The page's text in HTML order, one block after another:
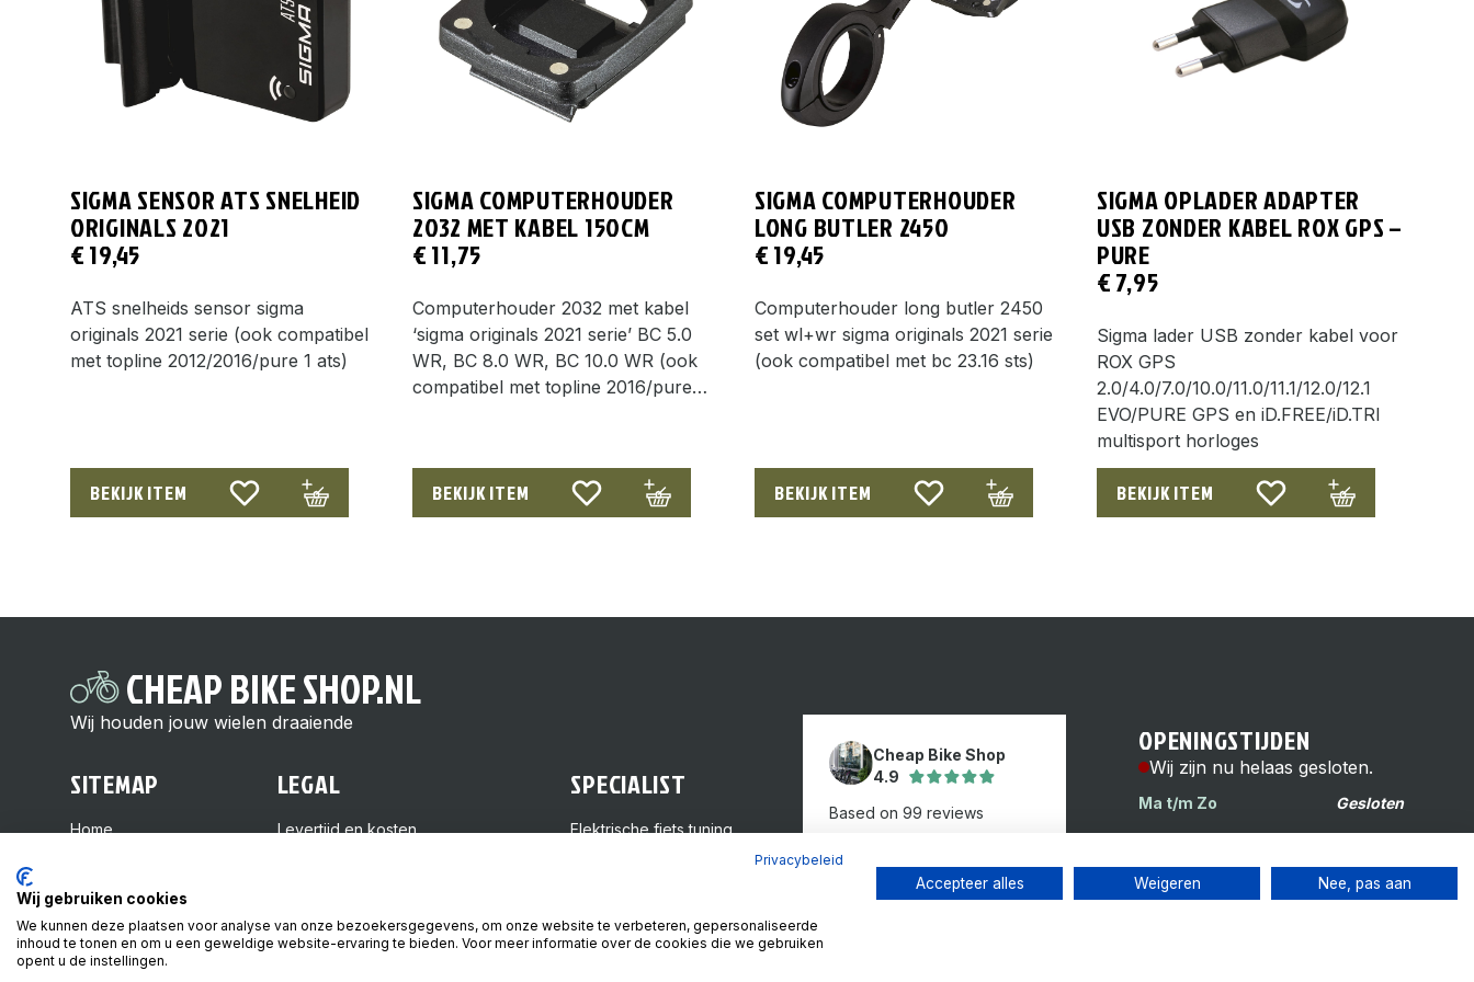
SIGMA SENSOR ATS SNELHEID
ORIGINALS 2021
€19,45
ATS snelheids sensor sigma
originals 2021 serie (ook compatibel
met topline 2012/2016/pure 1 ats)
BEKIJK ITEM
SIGMA COMPUTERHOUDER
2032 MET KABEL 150CM
€11,75
Computerhouder 2032 met kabel
‘sigma originals 2021 serie’ BC 5.0
WR, BC 8.0 WR, BC 10.0 WR (ook
compatibel met topline 2016/pure…
BEKIJK ITEM
SIGMA COMPUTERHOUDER
LONG BUTLER 2450
€19,45
Computerhouder long butler 2450
set wl+wr sigma originals 2021 serie
(ook compatibel met bc 23.16 sts)
BEKIJK ITEM
SIGMA OPLADER ADAPTER
USB ZONDER KABEL ROX GPS –
PURE
€7,95
Sigma lader USB zonder kabel voor
ROX GPS
2.0/4.0/7.0/10.0/11.0/11.1/12.0/12.1
EVO/PURE GPS en iD.FREE/iD.TRI
multisport horloges
BEKIJK ITEM
CHEAP BIKE SHOP.NL
Wij houden jouw wielen draaiende
SITEMAP
Home
Kennisbank
Contact
LEGAL
Levertijd en kosten
Privacy beleid
SPECIALIST
Elektrische fiets tuning
Reparaties
Cheap Bike Shop
4.9
Based on 99 reviews
OPENINGSTIJDEN
Wij zijn nu helaas gesloten.
Ma t/m Zo Gesloten
1093 HG Amsterdam
Privacybeleid
Wij gebruiken cookies
We kunnen deze plaatsen voor analyse van onze bezoekersgegevens, om onze website te verbeteren, gepersonaliseerde
inhoud te tonen en om u een geweldige website-ervaring te bieden. Voor meer informatie over de cookies die we gebruiken
opent u de instellingen.
Accepteer alles Weigeren Nee, pas aan